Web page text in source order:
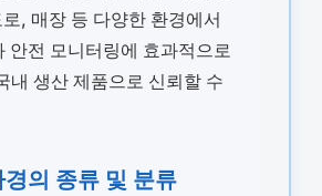
, 매장 등 다양한 환경에서
안전 모니터링에 효과적으로
내 생산 제품으로 신뢰할 수
의 종류 및 분류